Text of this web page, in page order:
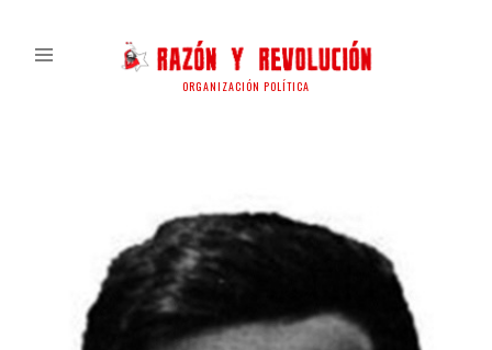
ORGANIZACIÓN POLÍTICA